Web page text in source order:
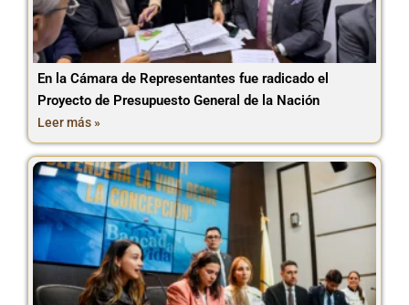
En la Cámara de Representantes fue radicado el
Proyecto de Presupuesto General de la Nación
Leer más »